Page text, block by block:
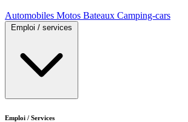
Automobiles Motos Bateaux Camping-cars
Emploi / services
Emploi / Services